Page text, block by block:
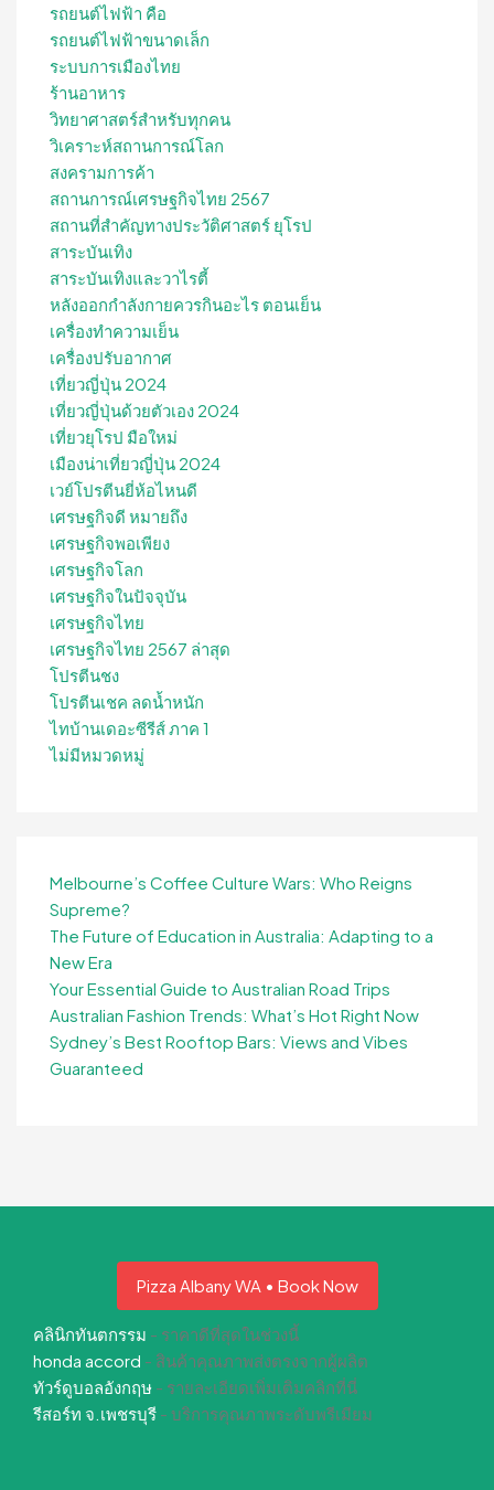
รถยนต์ไฟฟ้า คือ
รถยนต์ไฟฟ้าขนาดเล็ก
ระบบการเมืองไทย
ร้านอาหาร
วิทยาศาสตร์สำหรับทุกคน
วิเคราะห์สถานการณ์โลก
สงครามการค้า
สถานการณ์เศรษฐกิจไทย 2567
สถานที่สําคัญทางประวัติศาสตร์ ยุโรป
สาระบันเทิง
สาระบันเทิงและวาไรตี้
หลังออกกําลังกายควรกินอะไร ตอนเย็น
เครื่องทำความเย็น
เครื่องปรับอากาศ
เที่ยวญี่ปุ่น 2024
เที่ยวญี่ปุ่นด้วยตัวเอง 2024
เที่ยวยุโรป มือใหม่
เมืองน่าเที่ยวญี่ปุ่น 2024
เวย์โปรตีนยี่ห้อไหนดี
เศรษฐกิจดี หมายถึง
เศรษฐกิจพอเพียง
เศรษฐกิจโลก
เศรษฐกิจในปัจจุบัน
เศรษฐกิจไทย
เศรษฐกิจไทย 2567 ล่าสุด
โปรตีนชง
โปรตีนเชค ลดน้ำหนัก
ไทบ้านเดอะซีรีส์ ภาค 1
ไม่มีหมวดหมู่
Melbourne’s Coffee Culture Wars: Who Reigns
Supreme?
The Future of Education in Australia: Adapting to a
New Era
Your Essential Guide to Australian Road Trips
Australian Fashion Trends: What’s Hot Right Now
Sydney’s Best Rooftop Bars: Views and Vibes
Guaranteed
Pizza Albany WA • Book Now
คลินิกทันตกรรม - ราคาดีที่สุดในช่วงนี้
honda accord - สินค้าคุณภาพส่งตรงจากผู้ผลิต
ทัวร์ดูบอลอังกฤษ - รายละเอียดเพิ่มเติมคลิกที่นี่
รีสอร์ท จ.เพชรบุรี - บริการคุณภาพระดับพรีเมียม